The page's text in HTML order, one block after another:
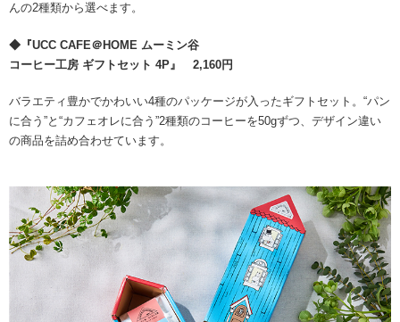
んの2種類から選べます。
◆『UCC CAFE＠HOME ムーミン谷
コーヒー工房 ギフトセット 4P』 2,160円
バラエティ豊かでかわいい4種のパッケージが入ったギフトセット。“パン
に合う”と“カフェオレに合う”2種類のコーヒーを50gずつ、デザイン違い
の商品を詰め合わせています。